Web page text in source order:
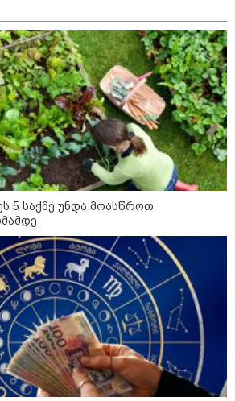
10:58 / 06-08-2026
"დადგება დრო და თქვენი
დღევანდელი "პოსტაობა"
საკუთარ თავთან
შეგარცხვენთ... თქვენი
შეცდომა არის დანაშაულის
ტოლფასი" - ეკა კუპატაძე ნანუკა
ჟორჟოლიანს
09:33 / 05-08-2026
"მამის მიერ ცოტნესთვის
დატოვებულ სახლში
თვითნებურად ცხოვრობს
ადამიანი, რომელიც ზვიადის
ანდერძში ერთი სიტყვითაც კი
არ არის მოხსენიებული" - ანა
ჯაბაური
09:32 / 05-08-2026
"4 დღე უწყლოდ და უპუროდ
გაატარეს, მათ სიცოცხლე
დავუბრუნეთ" - ქართველი
მეზღვაური წერს, რომ 36
მიგრანტი, მათ შორის, ორსული
გოგონა გადაარჩინა
12:20 / 04-08-2026
"როცა კანონიკიდან
5 საქმე უნდა მოასწროთ